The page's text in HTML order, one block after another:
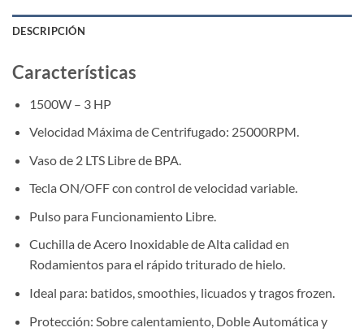
DESCRIPCIÓN
Características
1500W – 3 HP
Velocidad Máxima de Centrifugado: 25000RPM.
Vaso de 2 LTS Libre de BPA.
Tecla ON/OFF con control de velocidad variable.
Pulso para Funcionamiento Libre.
Cuchilla de Acero Inoxidable de Alta calidad en
Rodamientos para el rápido triturado de hielo.
Ideal para: batidos, smoothies, licuados y tragos frozen.
Protección: Sobre calentamiento, Doble Automática y